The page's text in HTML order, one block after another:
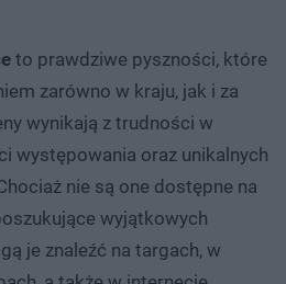
to prawdziwe pyszności, które
zarówno w kraju, jak i za
wynikają z trudności w
występowania oraz unikalnych
nie są one dostępne na
wyjątkowych
je znaleźć na targach, w